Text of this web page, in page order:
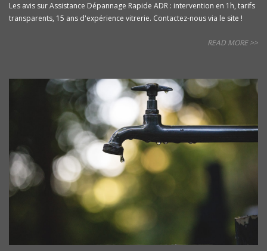
Les avis sur Assistance Dépannage Rapide ADR : intervention en 1h, tarifs
transparents, 15 ans d'expérience vitrerie. Contactez-nous via le site !
READ MORE >>